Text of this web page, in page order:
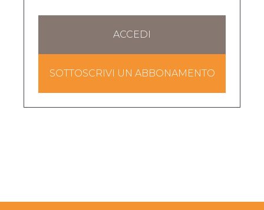
ACCEDI
SOTTOSCRIVI UN ABBONAMENTO